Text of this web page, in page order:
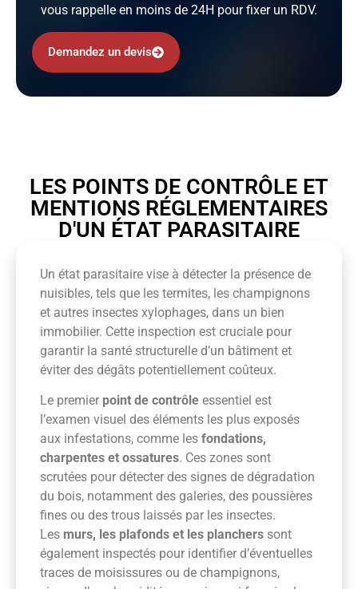
vous rappelle en moins de 24H pour fixer un RDV.
Demandez un devis
LES POINTS DE CONTRÔLE ET
MENTIONS RÉGLEMENTAIRES
D'UN ÉTAT PARASITAIRE
Un état parasitaire vise à détecter la présence de
nuisibles, tels que les termites, les champignons
et autres insectes xylophages, dans un bien
immobilier. Cette inspection est cruciale pour
garantir la santé structurelle d’un bâtiment et
éviter des dégâts potentiellement coûteux.
Le premier point de contrôle essentiel est
l’examen visuel des éléments les plus exposés
aux infestations, comme les fondations,
charpentes et ossatures. Ces zones sont
scrutées pour détecter des signes de dégradation
du bois, notamment des galeries, des poussières
fines ou des trous laissés par les insectes.
Les murs, les plafonds et les planchers sont
également inspectés pour identifier d’éventuelles
traces de moisissures ou de champignons,